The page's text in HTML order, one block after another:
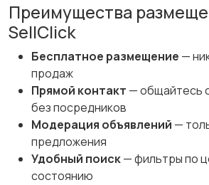
Преимущества
SellClick
Бесплатное размещение —
продаж
Прямой контакт — общайтесь
без посредников
Модерация объявлений —
предложения
Удобный поиск— фильтры по
состоянию